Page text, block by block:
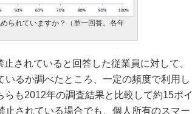
られていますか？（単一回答。各年
されていると回答した従業員に対して、
るか調べたところ、一定の頻度で利用し
も2012年の調査結果と比較して約15ポイ
されている場合でも、個人所有のスマー